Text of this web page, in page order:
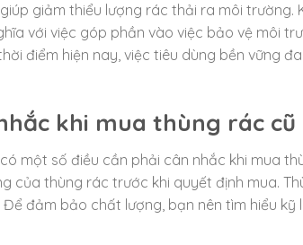
giảm thiểu lượng rác thải ra môi trường.
với việc góp phần vào việc bảo vệ môi
điểm hiện nay, việc tiêu dùng bền vững
khi mua thùng rác cũ
một số điều cần phải cân nhắc khi mua
của thùng rác trước khi quyết định mua.
đảm bảo chất lượng, bạn nên tìm hiểu